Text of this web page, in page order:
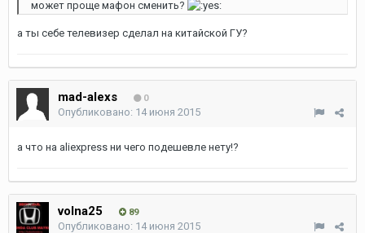
может проще мафон сменить?
а ты себе телевизер сделал на китайской ГУ?
mad-alexs 0
Опубликовано: 14 июня 2015
а что на aliexpress ни чего подешевле нету!?
volna25 89
Опубликовано: 14 июня 2015